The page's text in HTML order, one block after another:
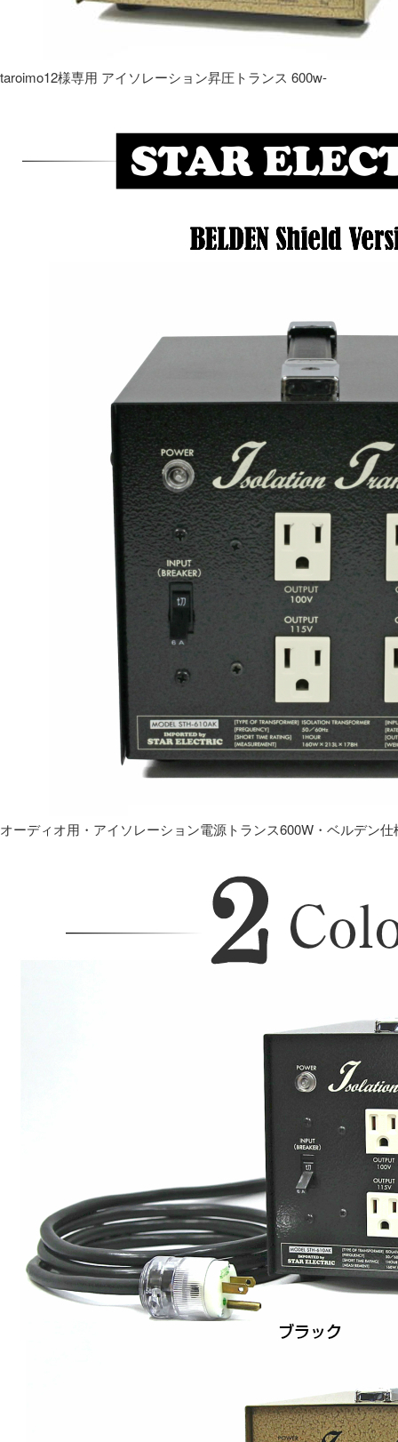
taroimo12様専用 アイソレーション昇圧トランス 600w-
オーディオ用・アイソレーション電源トランス600W・ベルデン仕